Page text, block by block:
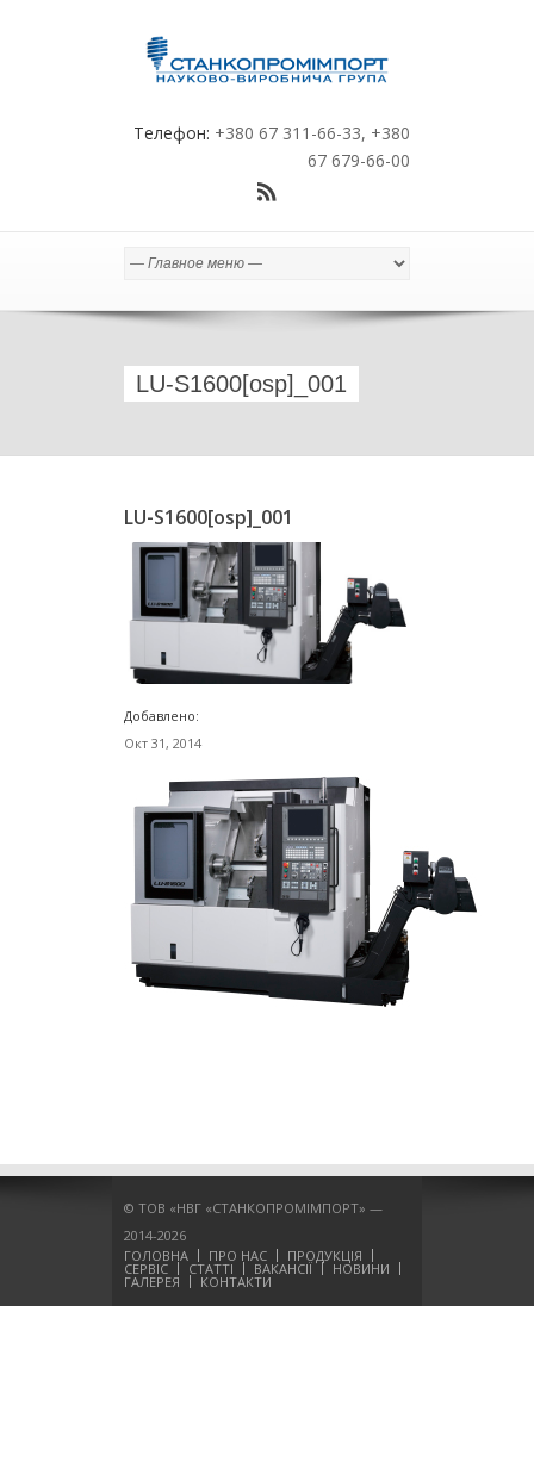
Телефон: +380 67 311-66-33, +380
67 679-66-00
LU-S1600[osp]_001
LU-S1600[osp]_001
Добавлено:
Окт 31, 2014
© ТОВ «НВГ «СТАНКОПРОМІМПОРТ» —
2014-2026
ГОЛОВНА
ПРО НАС ПРОДУКЦІЯ
СЕРВІС СТАТТІ ВАКАНСІЇ НОВИНИ
ГАЛЕРЕЯ КОНТАКТИ